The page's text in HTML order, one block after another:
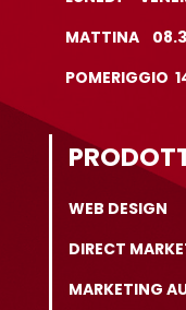
MATTINA
POMERIGGIO
WEB DESIGN
DIRECT
MARKETING